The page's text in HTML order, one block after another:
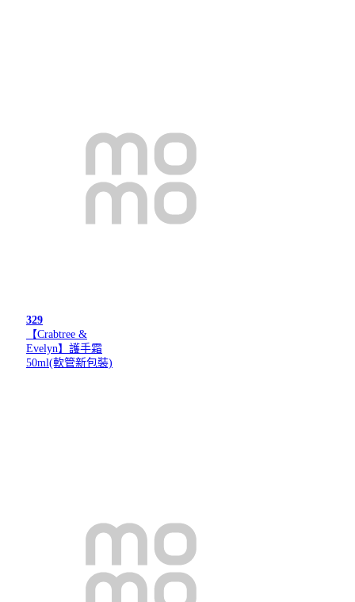
329
【Crabtree &
Evelyn】護手霜
50ml(軟管新包裝)